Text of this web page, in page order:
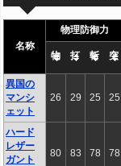
名称
物理防御力
物 打 斬 突
異国の
マンシ
ェット
26 29 25 25
ハード
レザー
ガント
80 83 78 78